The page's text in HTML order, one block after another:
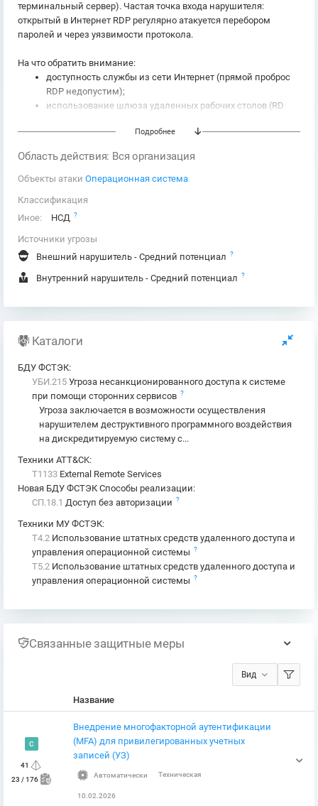
терминальный сервер). Частая точка входа нарушителя:
открытый в Интернет RDP регулярно атакуется перебором
паролей и через уязвимости протокола.
На что обратить внимание:
доступность службы из сети Интернет (прямой проброс
RDP недопустим);
использование шлюза удаленных рабочих столов (RD
многофакторная аутентификация и защита от перебора;
журналирование сессий и действий пользователей.
Подробнее
Область действия: Вся организация
Объекты атаки Операционная система
Классификация
Иное:
НСД ?
Источники угрозы
Внешний нарушитель - Средний потенциал ?
Внутренний нарушитель - Средний потенциал ?
Каталоги
БДУ ФСТЭК:
УБИ.215 Угроза несанкционированного доступа к системе
при помощи сторонних сервисов ?
Угроза заключается в возможности осуществления
нарушителем деструктивного программного воздействия
на дискредитируемую систему с...
Техники ATT&CK:
T1133 External Remote Services
Новая БДУ ФСТЭК Способы реализации:
СП.18.1 Доступ без авторизации ?
Техники МУ ФСТЭК:
T4.2 Использование штатных средств удаленного доступа и
управления операционной системы ?
T5.2 Использование штатных средств удаленного доступа и
управления операционной системы ?
Связанные защитные меры
Вид
Название
C
41
23 / 176
Внедрение многофакторной аутентификации
(MFA) для привилегированных учетных
записей (УЗ)
Автоматически Техническая
10.02.2026